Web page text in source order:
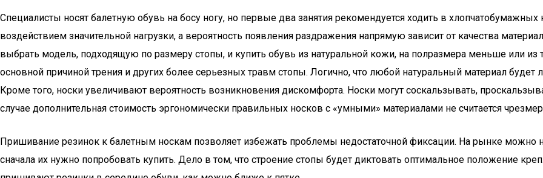
Специалисты носят балетную обувь на босу ногу, но первые два занятия рекомендуется ходить в
воздействием значительной нагрузки, а вероятность появления раздражения напрямую зависит от качества
выбрать модель, подходящую по размеру стопы, и купить обувь из натуральной кожи, на полразмера меньше или
основной причиной трения и других более серьезных травм стопы. Логично, что любой натуральный материал
Кроме того, носки увеличивают вероятность возникновения дискомфорта. Носки могут соскальзывать,
случае дополнительная стоимость эргономически правильных носков с «умными» материалами не считается
Пришивание резинок к балетным носкам позволяет избежать проблемы недостаточной фиксации. На рынке можно
сначала их нужно попробовать купить. Дело в том, что строение стопы будет диктовать оптимальное положение